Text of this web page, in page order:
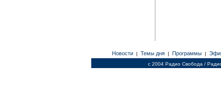
Новости | Темы дня | Программы |
c 2004 Радио Свобода /